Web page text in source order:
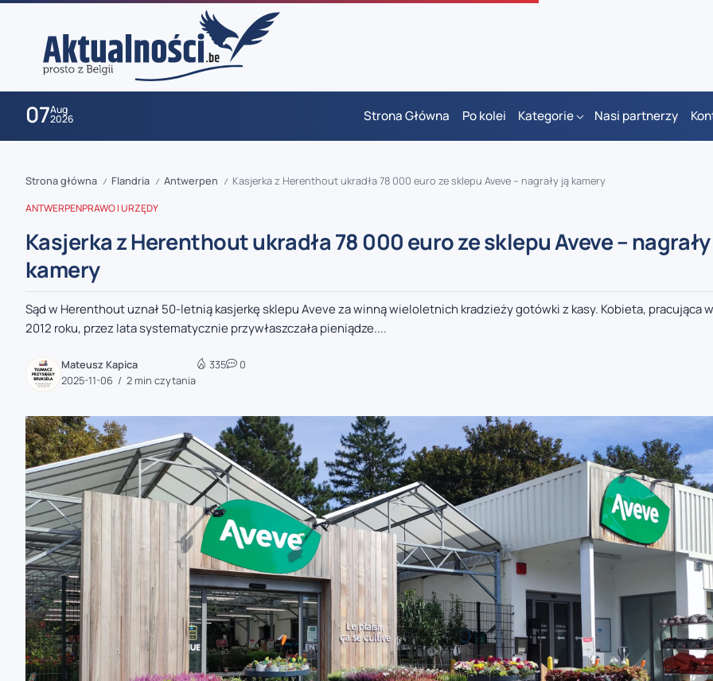
07Aug
2026 Strona Główna Po kolei Kategorie Nasi partnerzy
zaobserwuj nas
zaobserwuj nas
zaobserwuj nas
zaobserwuj nas
zaobserwuj nas
Strona główna / Flandria / Antwerpen / Kasjerka z Herenthout ukradła 78 000 euro ze sklepu Aveve – nagrały ją kamery
ANTWERPENPRAWO I URZĘDY
Kasjerka z Herenthout ukradła 78 000 euro ze sklepu Aveve –
kamery
Sąd w Herenthout uznał 50-letnią kasjerkę sklepu Aveve za winną wieloletnich kradzieży gotówki z kasy. Kobieta, pracująca
2012 roku, przez lata systematycznie przywłaszczała pieniądze....
Mateusz Kapica
2025-11-06
2 min czytania
335 0